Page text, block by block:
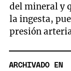
del mineral y
la ingesta,
presión
ARCHIVADO EN